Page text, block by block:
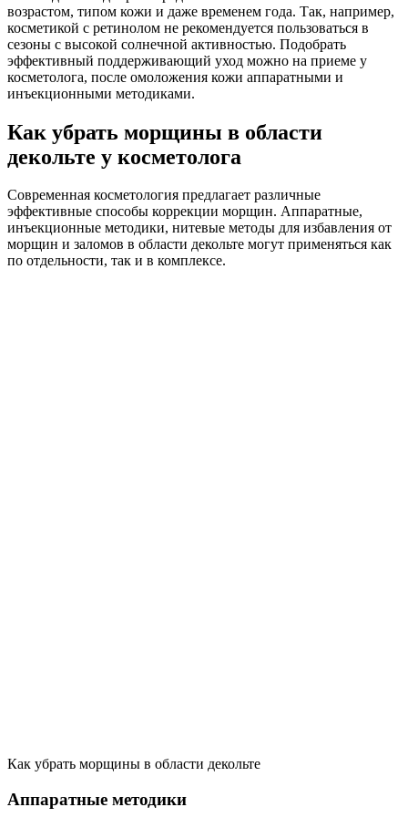
возрастом, типом кожи и даже временем года. Так, например,
косметикой с ретинолом не рекомендуется пользоваться в
сезоны с высокой солнечной активностью. Подобрать
эффективный поддерживающий уход можно на приеме у
косметолога, после омоложения кожи аппаратными и
инъекционными методиками.
Как убрать морщины в области
декольте у косметолога
Современная косметология предлагает различные
эффективные способы коррекции морщин. Аппаратные,
инъекционные методики, нитевые методы для избавления от
морщин и заломов в области декольте могут применяться как
по отдельности, так и в комплексе.
Как убрать морщины в области декольте
Аппаратные методики